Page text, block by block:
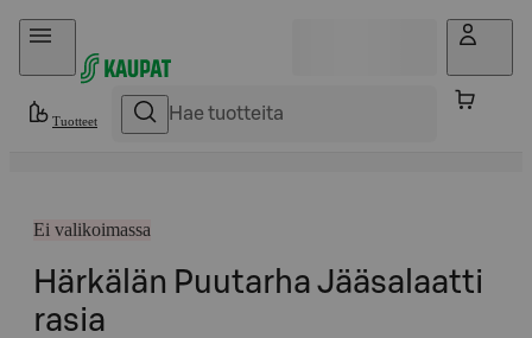
Hyppää sisältöön
Tuotteet
Ei valikoimassa
Härkälän Puutarha Jääsalaatti
rasia